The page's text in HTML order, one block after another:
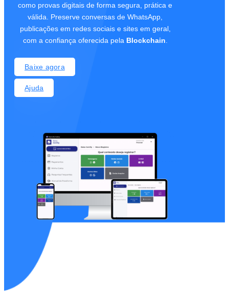
como provas digitais de forma segura, prática e
válida. Preserve conversas de WhatsApp,
publicações em redes sociais e sites em geral,
com a confiança oferecida pela Blockchain
Baixe agora
Ajuda